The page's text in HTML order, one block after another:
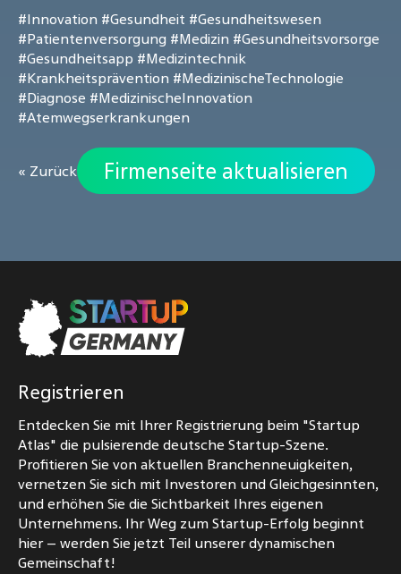
#Innovation #Gesundheit #Gesundheitswesen
#Patientenversorgung #Medizin #Gesundheitsvorsorge
#Gesundheitsapp #Medizintechnik
#Krankheitsprävention #MedizinischeTechnologie
#Diagnose #MedizinischeInnovation
#Atemwegserkrankungen
« Zurück Firmenseite aktualisieren
Registrieren
Entdecken Sie mit Ihrer Registrierung beim "Startup
Atlas" die pulsierende deutsche Startup-Szene.
Profitieren Sie von aktuellen Branchenneuigkeiten,
vernetzen Sie sich mit Investoren und Gleichgesinnten,
und erhöhen Sie die Sichtbarkeit Ihres eigenen
Unternehmens. Ihr Weg zum Startup-Erfolg beginnt
hier – werden Sie jetzt Teil unserer dynamischen
Gemeinschaft!